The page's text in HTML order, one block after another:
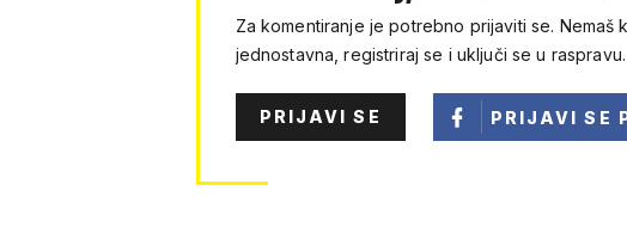
Za komentiranje je potrebno prijaviti se. Nemaš
jednostavna, registriraj se i uključi se u raspravu.
PRIJAVI SE PRIJAVI SE